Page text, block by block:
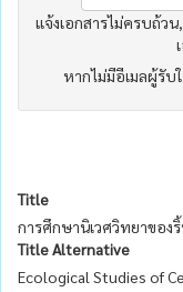
แจ้งเอกสารไม่ครบถ้ว
หากไม่มีอีเมลผู้รับ
Title
การศึกษานิเวศวิทยาของ
Title Alternative
Ecological Studies of